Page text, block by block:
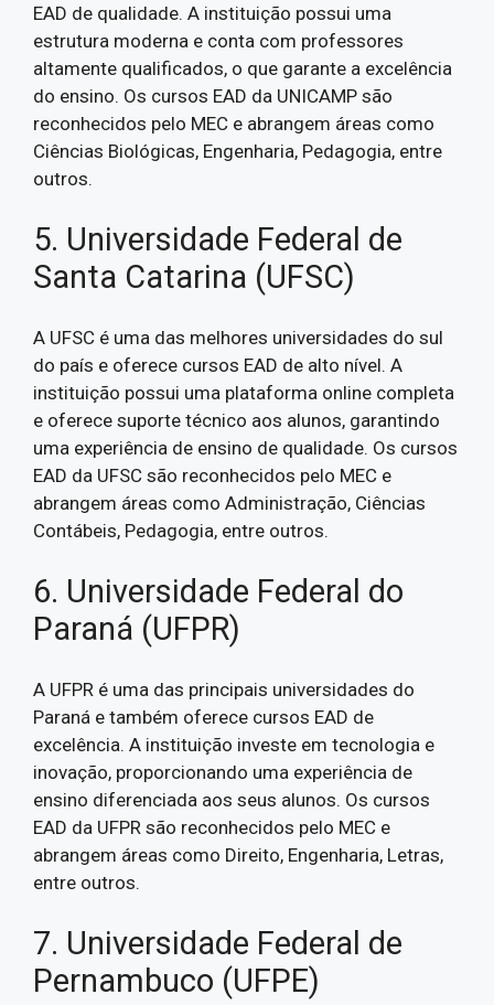
EAD de qualidade. A instituição possui uma
estrutura moderna e conta com professores
altamente qualificados, o que garante a excelência
do ensino. Os cursos EAD da UNICAMP são
reconhecidos pelo MEC e abrangem áreas como
Ciências Biológicas, Engenharia, Pedagogia, entre
outros.
5. Universidade Federal de
Santa Catarina (UFSC)
A UFSC é uma das melhores universidades do sul
do país e oferece cursos EAD de alto nível. A
instituição possui uma plataforma online completa
e oferece suporte técnico aos alunos, garantindo
uma experiência de ensino de qualidade. Os cursos
EAD da UFSC são reconhecidos pelo MEC e
abrangem áreas como Administração, Ciências
Contábeis, Pedagogia, entre outros.
6. Universidade Federal do
Paraná (UFPR)
A UFPR é uma das principais universidades do
Paraná e também oferece cursos EAD de
excelência. A instituição investe em tecnologia e
inovação, proporcionando uma experiência de
ensino diferenciada aos seus alunos. Os cursos
EAD da UFPR são reconhecidos pelo MEC e
abrangem áreas como Direito, Engenharia, Letras,
entre outros.
7. Universidade Federal de
Pernambuco (UFPE)